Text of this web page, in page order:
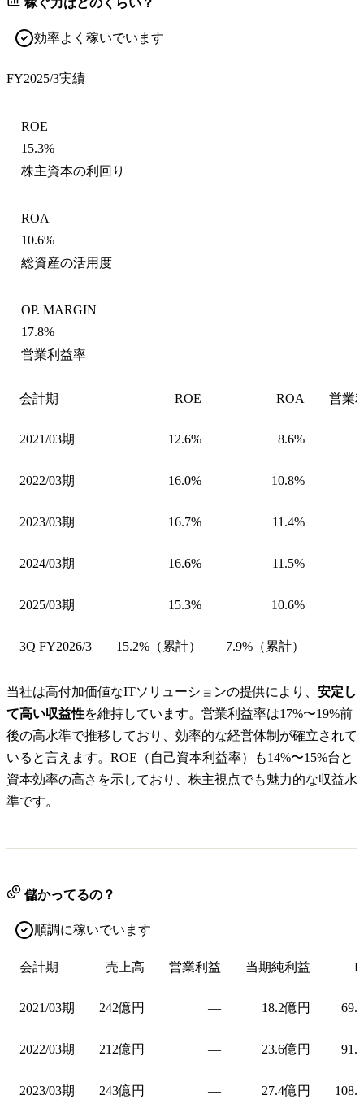
稼ぐ力はどのくらい？
効率よく稼いでいます
FY2025/3実績
ROE
15.3%
株主資本の利回り
ROA
10.6%
総資産の活用度
OP. MARGIN
17.8%
営業利益率
会計期 ROE ROA 営業
2021/03期 12.6% 8.6%
2022/03期 16.0% 10.8%
2023/03期 16.7% 11.4%
2024/03期 16.6% 11.5%
2025/03期 15.3% 10.6%
3Q FY2026/3 15.2%（累計） 7.9%（累計）
当社は高付加価値なITソリューションの提供により、 安定し
て高い収益性を維持しています。営業利益率は17%〜19%前
後の高水準で推移しており、効率的な経営体制が確立されて
いると言えます。ROE（自己資本利益率）も14%〜15%台と
資本効率の高さを示しており、株主視点でも魅力的な収益水
準です。
儲かってるの？
順調に稼いでいます
会計期 売上高 営業利益 当期純利益
2021/03期 242億円 — 18.2億円
2022/03期 212億円 — 23.6億円
2023/03期 243億円 — 27.4億円